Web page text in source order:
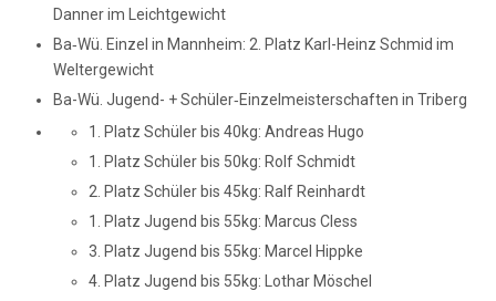
Danner im Leichtgewicht
Ba‑Wü. Einzel in Mannheim: 2. Platz Karl-Heinz Schmid im
Weltergewicht
Ba-Wü. Jugend- + Schüler‑Einzelmeisterschaften in Triberg
1. Platz Schüler bis 40kg: Andreas Hugo
1. Platz Schüler bis 50kg: Rolf Schmidt
2. Platz Schüler bis 45kg: Ralf Reinhardt
1. Platz Jugend bis 55kg: Marcus Cless
3. Platz Jugend bis 55kg: Marcel Hippke
4. Platz Jugend bis 55kg: Lothar Möschel